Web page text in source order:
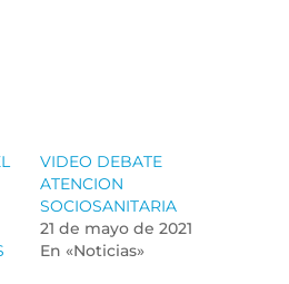
VIDEO DEBATE
ATENCION
SOCIOSANITARIA
21 de mayo de 2021
En «Noticias»